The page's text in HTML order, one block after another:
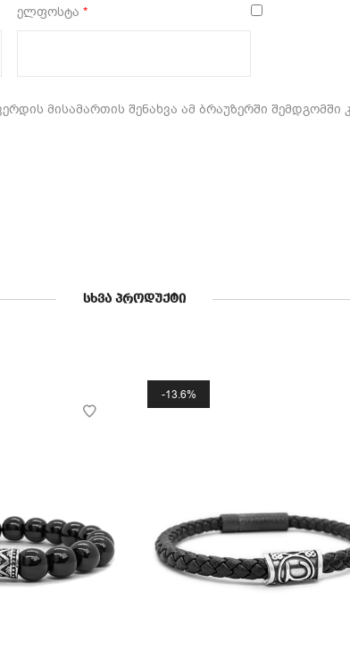
ელფოსტა *
მისამართის შენახვა ამ ბრაუზერში შემდგომში
ᲡᲮᲕᲐ ᲞᲠᲝᲓᲣᲥᲢᲘ
13.6%